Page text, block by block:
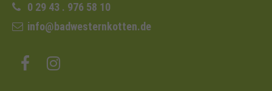
0 29 43 . 976 58 10
info@badwesternkotten.de